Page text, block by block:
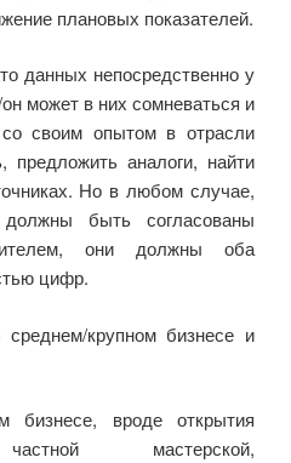
плановых показателей.
данных непосредственно у
может в них сомневаться и
своим опытом в отрасли
предложить аналоги, найти
Но в любом случае,
быть согласованы
они должны оба
цифр.
крупном бизнесе и
бизнесе, вроде открытия
частной мастерской,